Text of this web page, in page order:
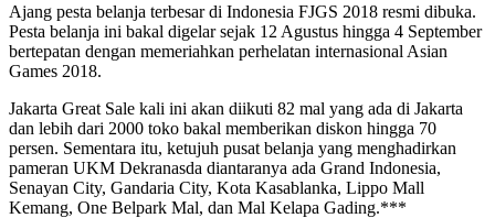
Ajang pesta belanja terbesar di Indonesia FJGS 2018 resmi dibuka.
Pesta belanja ini bakal digelar sejak 12 Agustus hingga 4 September
bertepatan dengan memeriahkan perhelatan internasional Asian
Games 2018.
Jakarta Great Sale kali ini akan diikuti 82 mal yang ada di Jakarta
dan lebih dari 2000 toko bakal memberikan diskon hingga 70
persen. Sementara itu, ketujuh pusat belanja yang menghadirkan
pameran UKM Dekranasda diantaranya ada Grand Indonesia,
Senayan City, Gandaria City, Kota Kasablanka, Lippo Mall
Kemang, One Belpark Mal, dan Mal Kelapa Gading.***